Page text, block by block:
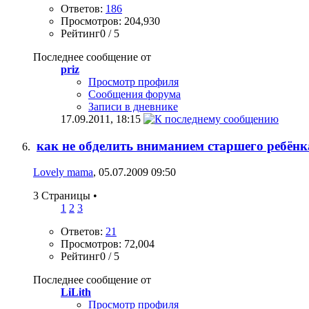
Ответов: 186
Просмотров: 204,930
Рейтинг0 / 5
Последнее сообщение от
priz
Просмотр профиля
Сообщения форума
Записи в дневнике
17.09.2011, 18:15
как не обделить вниманием старшего
Lovely mama, 05.07.2009 09:50
3 Страницы •
1 2 3
Ответов: 21
Просмотров: 72,004
Рейтинг0 / 5
Последнее сообщение от
LiLith
Просмотр профиля